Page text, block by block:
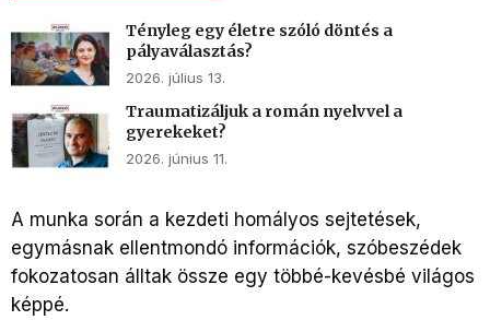
Tényleg egy életre szóló döntés a
pályaválasztás?
2026. július 13.
Traumatizáljuk a román nyelvvel a
gyerekeket?
2026. június 11.
A munka során a kezdeti homályos sejtetések,
egymásnak ellentmondó információk, szóbeszédek
fokozatosan álltak össze egy többé-kevésbé világos
képpé.